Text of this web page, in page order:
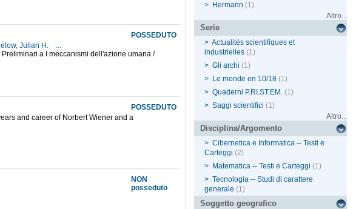
POSSEDUTO
Julian H.
...
a I meccanismi dell'azione umana /
POSSEDUTO
and career of Norbert Wiener and a
NON
posseduto
> Hermann (1)
Altro...
Serie
> Actualités scientifiques et
industrielles (1)
> Gli archi (1)
> Le monde en 10/18 (1)
> Quaderni P.RI.ST.EM. (1)
> Saggi scientifici (1)
Altro...
Disciplina/Argomento
> Cibernetica e Informatica -- Testi e
Carteggi (2)
> Matematica -- Testi e Carteggi (1)
> Tecnologia -- Studi di carattere
generale (1)
Soggetto geografico